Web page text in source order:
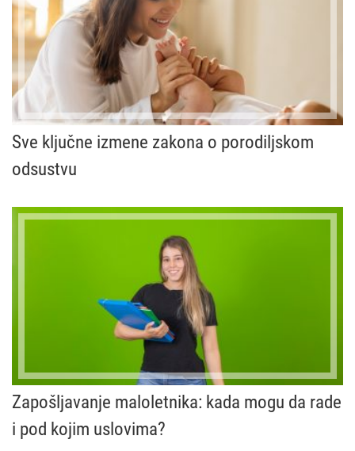
Sve ključne izmene zakona o porodiljskom
odsustvu
Zapošljavanje maloletnika: kada mogu da rade
i pod kojim uslovima?